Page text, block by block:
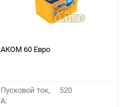
АКОМ 60 Евро
Пусковой ток,
A:
520